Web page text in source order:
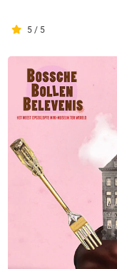
5 / 5